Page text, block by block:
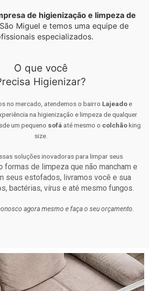
de higienização e limpeza de
Miguel e temos uma equipe de
especializados.
O que você
Higienizar?
no mercado, atendemos o bairro Lajeadoe
na higienização e limpeza de qualquer
um pequeno sofá até mesmo o colchãoking
size.
soluções inovadoras para limpar seus
formas de limpeza que não mancham e
seus estofados, livramos você e sua
bactérias, vírus e até mesmo fungos.
agora mesmo e faça o seu orçamento.